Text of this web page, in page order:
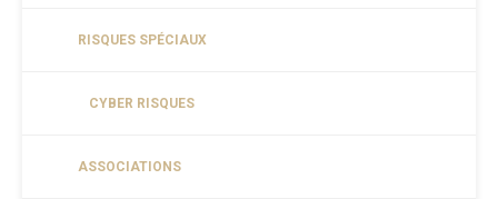
RISQUES SPÉCIAUX
CYBER RISQUES
ASSOCIATIONS